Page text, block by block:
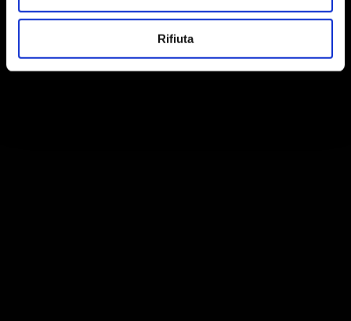
Rifiuta